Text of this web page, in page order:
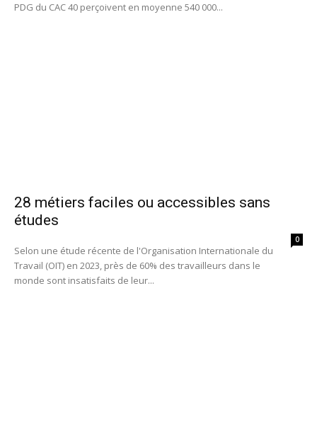
PDG du CAC 40 perçoivent en moyenne 540 000...
28 métiers faciles ou accessibles sans
études
0
Selon une étude récente de l'Organisation Internationale du
Travail (OIT) en 2023, près de 60% des travailleurs dans le
monde sont insatisfaits de leur...